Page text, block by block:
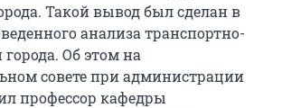
Такой вывод был сделан в
анализа транспортно-
Об этом на
совете при администрации
профессор кафедры